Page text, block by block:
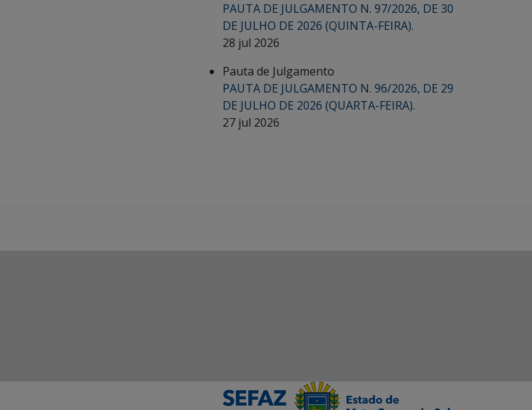
PAUTA DE JULGAMENTO N. 97/2026, DE 30
DE JULHO DE 2026 (QUINTA-FEIRA).
28 jul 2026
Pauta de Julgamento
PAUTA DE JULGAMENTO N. 96/2026, DE 29
DE JULHO DE 2026 (QUARTA-FEIRA).
27 jul 2026